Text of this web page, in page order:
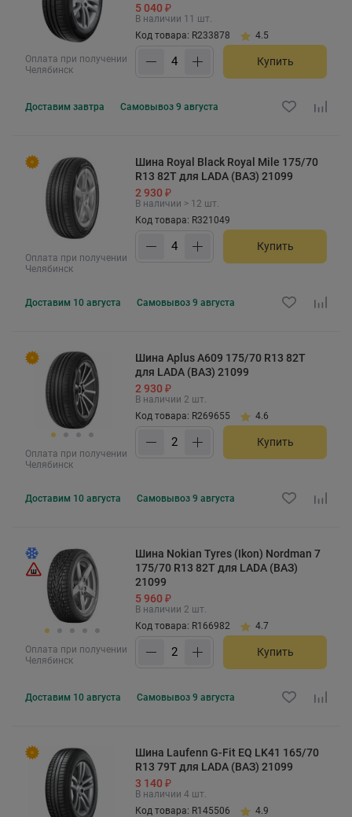
Оплата при получении
Челябинск
5 040 ₽
В наличии 11 шт.
Код товара: R233878
4.5
Купить
Доставим завтра Самовывоз 9 августа
Оплата при получении
Челябинск
Шина Royal Black Royal Mile 175/70
R13 82T для LADA (ВАЗ) 21099
2 930 ₽
В наличии > 12 шт.
Код товара: R321049
Купить
Доставим 10 августа Самовывоз 9 августа
Оплата при получении
Челябинск
Шина Aplus A609 175/70 R13 82T
для LADA (ВАЗ) 21099
2 930 ₽
В наличии 2 шт.
Код товара: R269655
4.6
Купить
Доставим 10 августа Самовывоз 9 августа
Оплата при получении
Челябинск
Шина Nokian Tyres (Ikon) Nordman 7
175/70 R13 82T для LADA (ВАЗ)
21099
5 960 ₽
В наличии 2 шт.
Код товара: R166982
4.7
Купить
Доставим 10 августа Самовывоз 9 августа
Шина Laufenn G-Fit EQ LK41 165/70
R13 79T для LADA (ВАЗ) 21099
3 140 ₽
В наличии 4 шт.
Код товара: R145506
4.9